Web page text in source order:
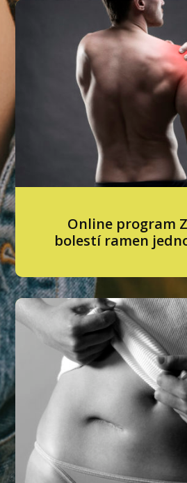
Online program
bolestí ramen